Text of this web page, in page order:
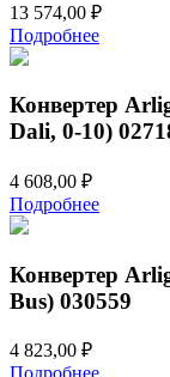
13 574,00 ₽
Подробнее
Конвертер
Dali, 0-10)
4 608,00 ₽
Подробнее
Конвертер
Bus) 030559
4 823,00 ₽